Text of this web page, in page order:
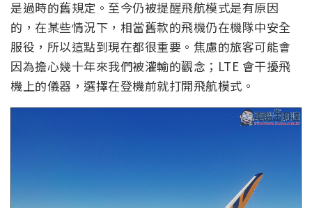
是過時的舊規定。至今仍被提醒飛航模式是有原因
的，在某些情況下，相當舊款的飛機仍在機隊中安全
服役，所以這點到現在都很重要。焦慮的旅客可能會
因為擔心幾十年來我們被灌輸的觀念；LTE 會干擾飛
機上的儀器，選擇在登機前就打開飛航模式。